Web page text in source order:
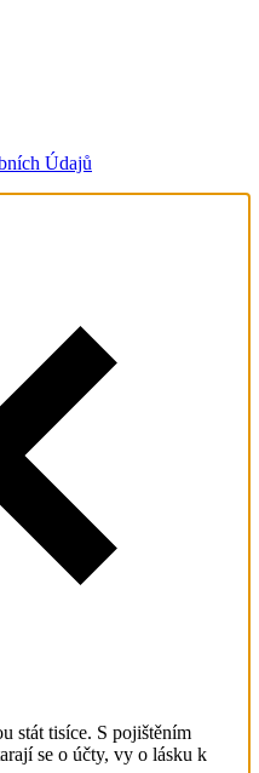
Údajů
stát tisíce. S pojištěním
se o účty, vy o lásku k